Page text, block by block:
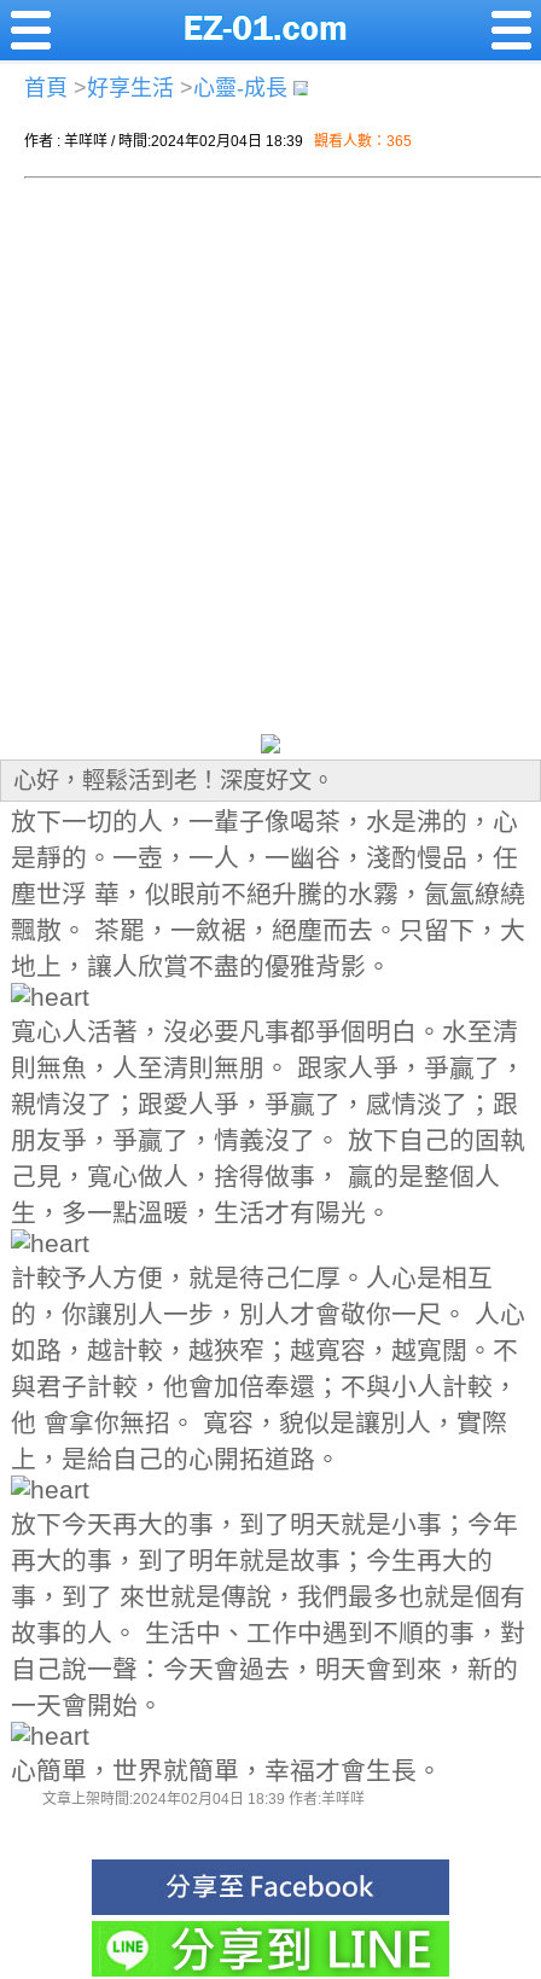
首頁 >好享生活 >心靈-成長
作者 : 羊咩咩 / 時間:2024年02月04日 18:39 觀看人數：365
心好，輕鬆活到老！深度好文。
放下⼀切的⼈，⼀輩⼦像喝茶，⽔是沸的，⼼
是靜的。⼀壺，⼀⼈，⼀幽⾕，淺酌慢品，任
塵世浮 華，似眼前不絕升騰的⽔霧，氤氳繚繞
飄散。 茶罷，⼀斂裾，絕塵⽽去。只留下，⼤
地上，讓⼈欣賞不盡的優雅背影。
寬⼼⼈活著，沒必要凡事都爭個明⽩。⽔⾄清
則無⿂，⼈⾄清則無朋。 跟家⼈爭，爭贏了，
親情沒了；跟愛⼈爭，爭贏了，感情淡了；跟
朋友爭，爭贏了，情義沒了。 放下⾃⼰的固執
⼰⾒，寬⼼做⼈，捨得做事， 贏的是整個⼈
⽣，多⼀點溫暖，⽣活才有陽光。
計較予⼈⽅便，就是待⼰仁厚。⼈⼼是相互
的，你讓別⼈⼀步，別⼈才會敬你⼀尺。 ⼈⼼
如路，越計較，越狹窄；越寬容，越寬闊。不
與君⼦計較，他會加倍奉還；不與⼩⼈計較，
他 會拿你無招。 寬容，貌似是讓別⼈，實際
上，是給⾃⼰的⼼開拓道路。
放下今天再⼤的事，到了明天就是⼩事；今年
再⼤的事，到了明年就是故事；今⽣再⼤的
事，到了 來世就是傳說，我們最多也就是個有
故事的⼈。 ⽣活中、⼯作中遇到不順的事，對
⾃⼰說⼀聲：今天會過去，明天會到來，新的
⼀天會開始。
⼼簡單，世界就簡單，幸福才會⽣⻑。
文章上架時間:2024年02月04日 18:39 作者:羊咩咩